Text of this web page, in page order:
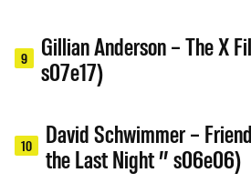
9
Gillian Anderson – The X
s07e17)
10
David Schwimmer –
the Last Night ” s06e06)